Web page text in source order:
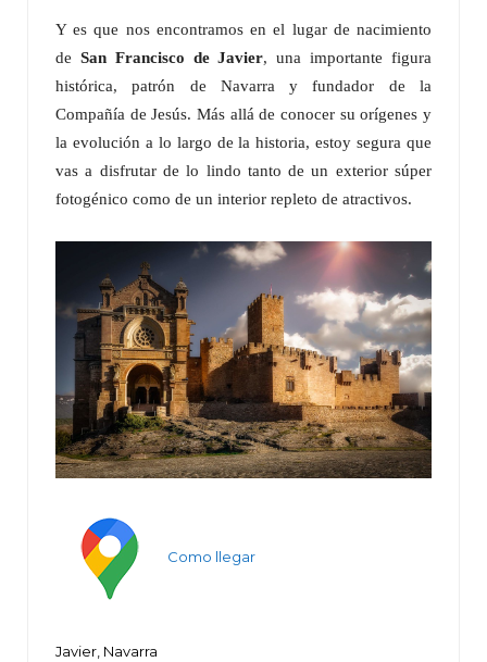
Y es que nos encontramos en el lugar de nacimiento
de San Francisco de Javier, una importante figura
histórica, patrón de Navarra y fundador de la
Compañía de Jesús. Más allá de conocer su orígenes y
la evolución a lo largo de la historia, estoy segura que
vas a disfrutar de lo lindo tanto de un exterior súper
fotogénico como de un interior repleto de atractivos.
Como llegar
Javier, Navarra